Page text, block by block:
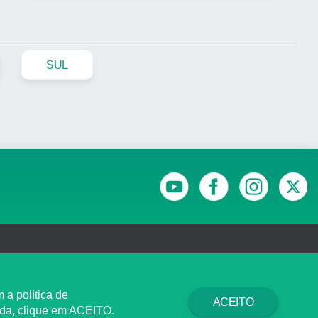
SUL
a política de
clique em ACEITO.
ACEITO